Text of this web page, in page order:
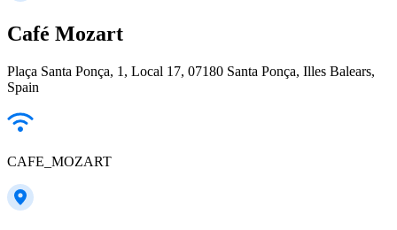
Café Mozart
Plaça Santa Ponça, 1, Local 17, 07180 Santa Ponça, Illes Balears,
Spain
CAFE_MOZART